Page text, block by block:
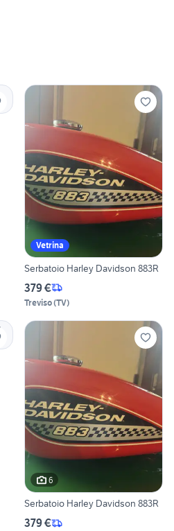
Vetrina
Serbatoio Harley Davidson 883R
379 €
Treviso(TV)
6
Serbatoio Harley Davidson 883R
379 €